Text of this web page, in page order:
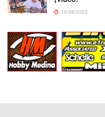
10/09/2022